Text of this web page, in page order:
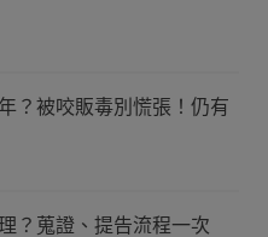
？被咬販毒別慌張！仍有
？蒐證、提告流程一次